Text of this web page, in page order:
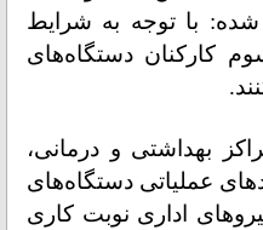
با توجه به شرایط
کارکنان دستگاه‌های
بهداشتی و درمانی،
عملیاتی دستگاه‌های
و نیروهای اداری نوبت کاری